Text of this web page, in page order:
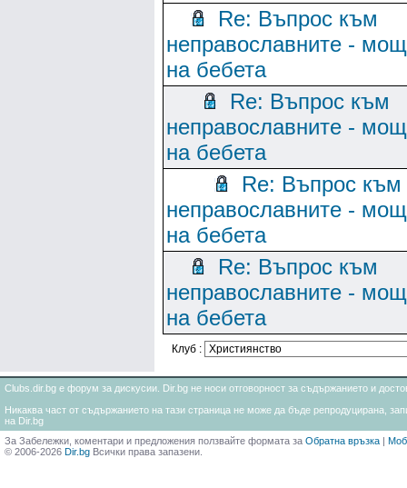
Re: Въпрос към
неправославните -
на бебета
Re: Въпрос към
неправославните -
на бебета
Re: Въпрос към
неправославните -
на бебета
Re: Въпрос към
неправославните -
на бебета
Клуб :
Clubs.dir.bg е форум за дискусии. Dir.bg не носи отговорност за съдържанието и
Никаква част от съдържанието на тази страница не може да бъде репродуцирана,
на Dir.bg
За Забележки, коментари и предложения ползвайте формата за Обратна връзка |
© 2006-2026 Dir.bg Всички права запазени.